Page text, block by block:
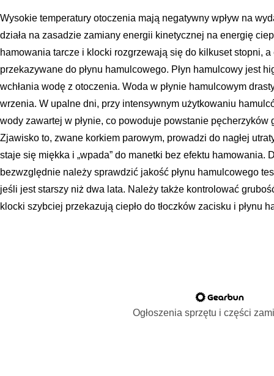
Wysokie temperatury otoczenia mają negatywny wpływ na
działa na zasadzie zamiany energii kinetycznej na energię
hamowania tarcze i klocki rozgrzewają się do kilkuset stopni, a
przekazywane do płynu hamulcowego. Płyn hamulcowy jest
wchłania wodę z otoczenia. Woda w płynie hamulcowym
wrzenia. W upalne dni, przy intensywnym użytkowaniu
wody zawartej w płynie, co powoduje powstanie pęcherzyków
Zjawisko to, zwane korkiem parowym, prowadzi do nagłej
staje się miękka i „wpada” do manetki bez efektu hamowania.
bezwzględnie należy sprawdzić jakość płynu hamulcowego
jeśli jest starszy niż dwa lata. Należy także kontrolować
klocki szybciej przekazują ciepło do tłoczków zacisku i płynu
Ogłoszenia sprzętu i części